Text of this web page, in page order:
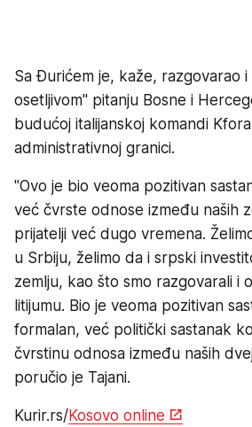
Sa Đurićem je, kaže, razgovarao i
osetljivom" pitanju Bosne i
budućoj italijanskoj komandi
administrativnoj granici.
"Ovo je bio veoma pozitivan
već čvrste odnose između naših
prijatelji već dugo vremena.
u Srbiju, želimo da i srpski
zemlju, kao što smo razgovarali i
litijumu. Bio je veoma pozitivan
formalan, već politički sastanak
čvrstinu odnosa između naših
poručio je Tajani.
Kurir.rs/Kosovo online